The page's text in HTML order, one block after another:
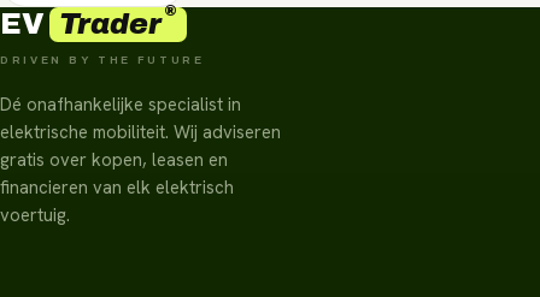
EV Trader®
DRIVEN BY THE FUTURE
Dé onafhankelijke specialist in
elektrische mobiliteit. Wij adviseren
gratis over kopen, leasen en
financieren van elk elektrisch
voertuig.